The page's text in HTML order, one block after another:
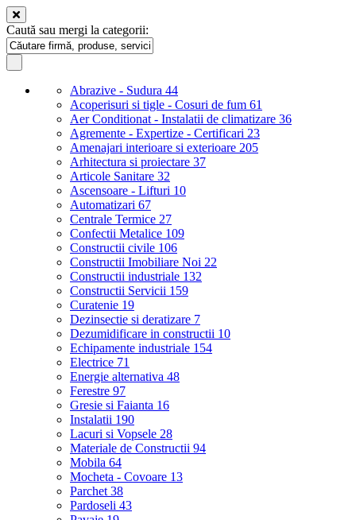
Caută sau mergi la categorii:
Abrazive - Sudura 44
Acoperisuri si tigle - Cosuri de fum 61
Aer Conditionat - Instalatii de climatizare 36
Agremente - Expertize - Certificari 23
Amenajari interioare si exterioare 205
Arhitectura si proiectare 37
Articole Sanitare 32
Ascensoare - Lifturi 10
Automatizari 67
Centrale Termice 27
Confectii Metalice 109
Constructii civile 106
Constructii Imobiliare Noi 22
Constructii industriale 132
Constructii Servicii 159
Curatenie 19
Dezinsectie si deratizare 7
Dezumidificare in constructii 10
Echipamente industriale 154
Electrice 71
Energie alternativa 48
Ferestre 97
Gresie si Faianta 16
Instalatii 190
Lacuri si Vopsele 28
Materiale de Constructii 94
Mobila 64
Mocheta - Covoare 13
Parchet 38
Pardoseli 43